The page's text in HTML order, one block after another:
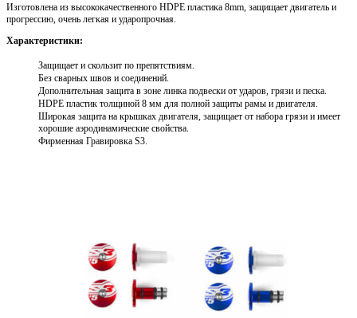
Изготовлена из высококачественного HDPE пластика 8mm, защищает двигатель и
прогрессию, очень легкая и ударопрочная.
Характеристики:
Защищает и скользит по препятствиям.
Без сварных швов и соединений.
Дополнительная защита в зоне линка подвески от ударов, грязи и песка.
HDPE пластик толщиной 8 мм для полной защиты рамы и двигателя.
Широкая защита на крышках двигателя, защищает от набора грязи и имеет
хорошие аэродинамические свойства.
Фирменная Гравировка S3.